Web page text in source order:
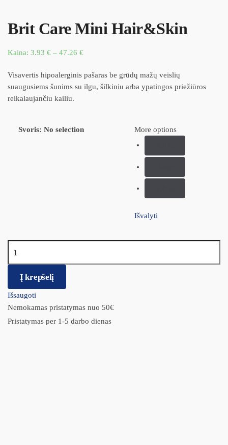
Brit Care Mini Hair&Skin
Kaina: 3.93 € – 47.26 €
Visavertis hipoalerginis pašaras be grūdų mažų veislių
suaugusiems šunims su ilgu, šilkiniu arba ypatingos priežiūros
reikalaujančiu kailiu.
Svoris: No selection More options
Išvalyti
Į krepšelį
Išsaugoti
Nemokamas pristatymas nuo 50€
Pristatymas per 1-5 darbo dienas